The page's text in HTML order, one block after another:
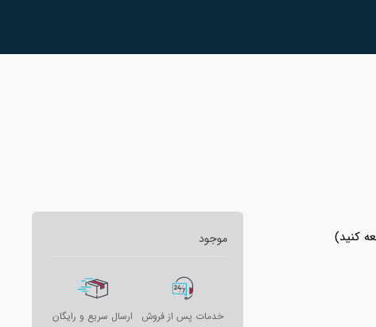
کنید)
موجود
خدمات پس از فروش ارسال سریع و رایگان